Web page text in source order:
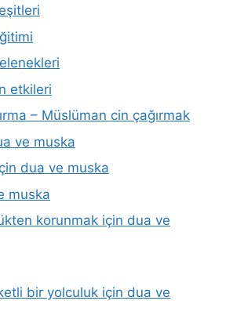
etkileri
– Müslüman cin çağırmak
ve muska
dua ve muska
muska
korunmak için dua ve
bir yolculuk için dua ve